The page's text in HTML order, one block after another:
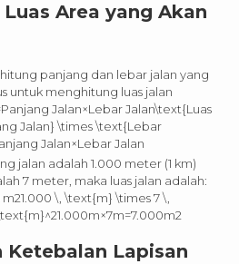
Area yang Akan
panjang dan lebar jalan yang
untuk menghitung luas jalan
Jalan×Lebar Jalan\text{Luas
Jalan} \times \text{Lebar
Jalan×Lebar Jalan
jalan adalah 1.000 meter (1 km)
7 meter, maka luas jalan adalah:
m21.000 \, \text{m} \times 7 \,
Ketebalan Lapisan